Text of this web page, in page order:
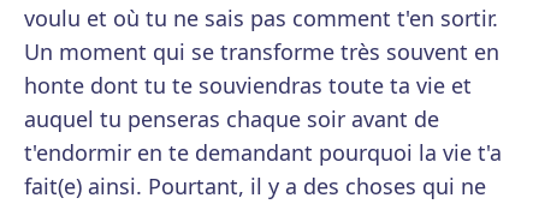
voulu et où tu ne sais pas comment t'en sortir.
Un moment qui se transforme très souvent en
honte dont tu te souviendras toute ta vie et
auquel tu penseras chaque soir avant de
t'endormir en te demandant pourquoi la vie t'a
fait(e) ainsi. Pourtant, il y a des choses qui ne